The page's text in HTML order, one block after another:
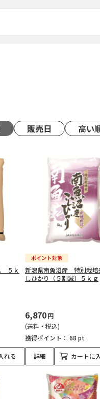
販売日 高い
５ｋ
れる
新潟県南魚沼産 特別栽
しひかり（５割減）５ｋｇ
6,870円
(送料・税込)
獲得ポイント： 68 pt
詳細 カートに